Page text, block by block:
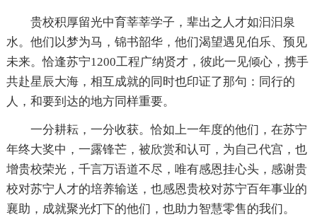
贵校积厚留光中育莘莘学子，辈出之人才如汩汩泉
水。他们以梦为马，锦书韶华，他们渴望遇见伯乐、预见
未来。恰逢苏宁1200工程广纳贤才，彼此一见倾心，携手
共赴星辰大海，相互成就的同时也印证了那句：同行的
人，和要到达的地方同样重要。
一分耕耘，一分收获。恰如上一年度的他们，在苏宁
年终大奖中，一露锋芒，被欣赏和认可，为自己代宫，也
增贵校荣光，千言万语道不尽，唯有感恩挂心头，感谢贵
校对苏宁人才的培养输送，也感恩贵校对苏宁百年事业的
襄助，成就聚光灯下的他们，也助力智慧零售的我们。